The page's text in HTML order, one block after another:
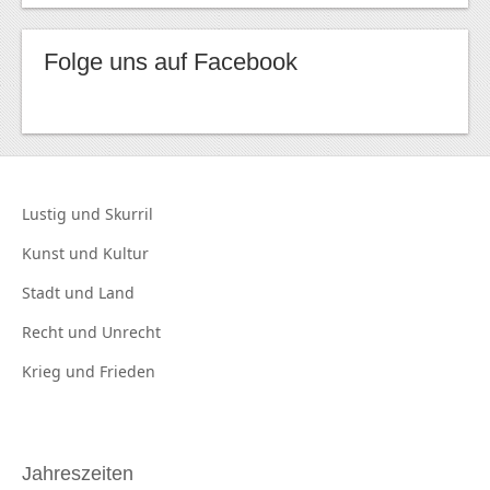
Folge uns auf Facebook
Lustig und Skurril
Kunst und Kultur
Stadt und Land
Recht und Unrecht
Krieg und Frieden
Jahreszeiten